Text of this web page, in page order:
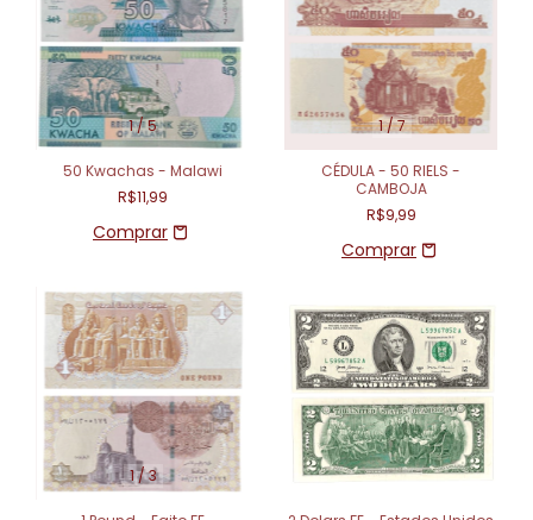
1/5
50 Kwachas - Malawi
R$11,99
1/7
CÉDULA - 50 RIELS -
CAMBOJA
R$9,99
1/3